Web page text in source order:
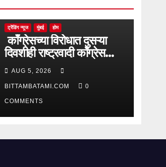
ट्रेंडिंग न्यूज मुंबई होम
काँग्रेसच्या विरोधात दुसऱ्या
दिवशीही राष्ट्रवादी काँग्रेस
आक्रमक
AUG 5, 2026
BITTAMBATAMI.COM 0
COMMENTS